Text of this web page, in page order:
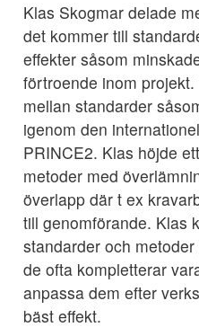
Klas Skogmar delade
det kommer till
effekter såsom
förtroende inom
mellan standarder
igenom den
PRINCE2. Klas höjde
metoder med
överlapp där t ex
till genomförande. Klas
standarder och
de ofta kompletterar
anpassa dem efter
bäst effekt.